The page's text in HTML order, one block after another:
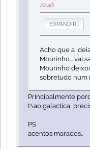
22:46
EXPANDIR...
Acho que a
Mourinho... vai
Mourinho
sobretudo num
Principalmente
t\ao galactica,
PS
acentos marados..